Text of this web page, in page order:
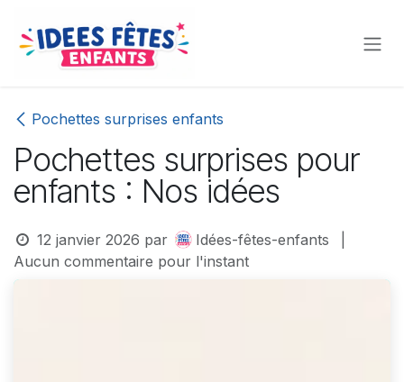
Pochettes surprises enfants
Pochettes surprises pour
enfants : Nos idées
12 janvier 2026 par Idées-fêtes-enfants
Aucun commentaire pour l'instant